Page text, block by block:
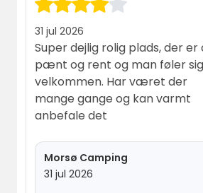
31 jul 2026
Super dejlig rolig plads, der er
pænt og rent og man føler sig
velkommen. Har været der
mange gange og kan varmt
anbefale det
Morsø Camping
31 jul 2026